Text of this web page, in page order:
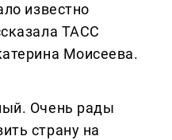
известно
ТАСС
Моисеева.
Очень рады
страну на